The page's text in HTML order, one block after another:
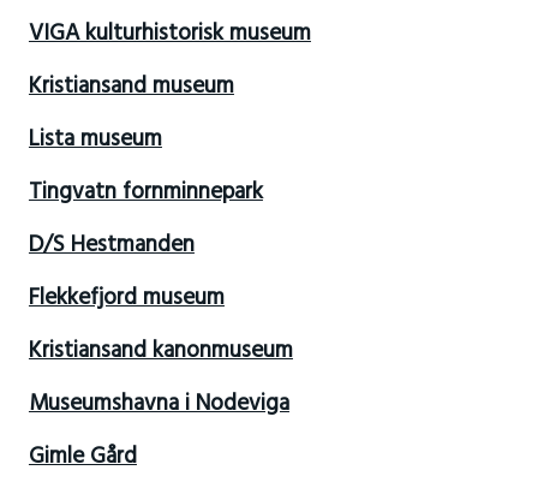
VIGA kulturhistorisk museum
Kristiansand museum
Lista museum
Tingvatn fornminnepark
D/S Hestmanden
Flekkefjord museum
Kristiansand kanonmuseum
Museumshavna i Nodeviga
Gimle Gård